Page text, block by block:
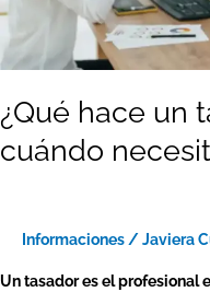
¿Qué hace un
cuándo
Informaciones /Javiera
Un tasador es el profesional